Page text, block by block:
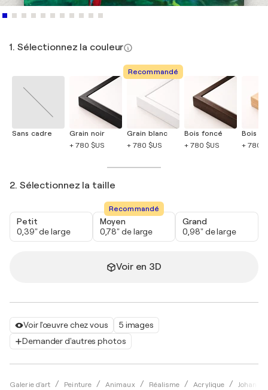
Voir l'œuvre chez vous
5 images
Demander d'autres photos
Galerie d'art Peinture Animaux Réalisme Acrylique Johann
1. Sélectionnez la couleur
Sans cadre
Grain noir
+ 780 $US
Recommandé
Grain blanc
+ 780 $US
Bois foncé
+ 780 $US
Bois
+ 780
2. Sélectionnez la taille
Petit
0,39" de large
Recommandé
Moyen
0,78" de large
Grand
0,98" de large
Voir en 3D